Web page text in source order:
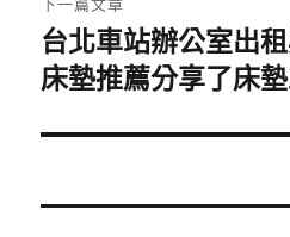
下
一
文
台北車站辦公室出
床墊推薦分享了床